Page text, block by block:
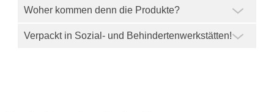
Woher kommen denn die Produkte?
Verpackt in Sozial- und Behindertenwerkstätten!